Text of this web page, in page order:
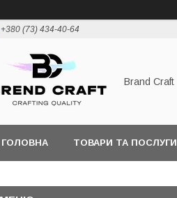
+380 (73) 434-40-64
Brand Craft
ГОЛОВНА ТОВАРИ ТА ПОСЛУГИ